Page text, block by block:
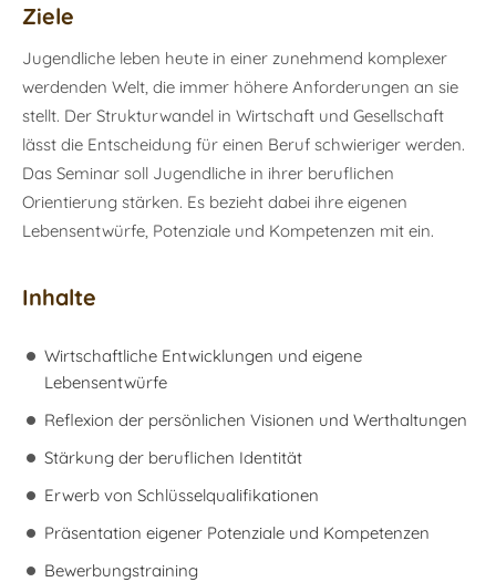
Ziele
Jugendliche leben heute in einer zunehmend komplexer
werdenden Welt, die immer höhere Anforderungen an sie
stellt. Der Strukturwandel in Wirtschaft und Gesellschaft
lässt die Entscheidung für einen Beruf schwieriger werden.
Das Seminar soll Jugendliche in ihrer beruflichen
Orientierung stärken. Es bezieht dabei ihre eigenen
Lebensentwürfe, Potenziale und Kompetenzen mit ein.
Inhalte
Wirtschaftliche Entwicklungen und eigene
Lebensentwürfe
Reflexion der persönlichen Visionen und Werthaltungen
Stärkung der beruflichen Identität
Erwerb von Schlüsselqualifikationen
Präsentation eigener Potenziale und Kompetenzen
Bewerbungstraining